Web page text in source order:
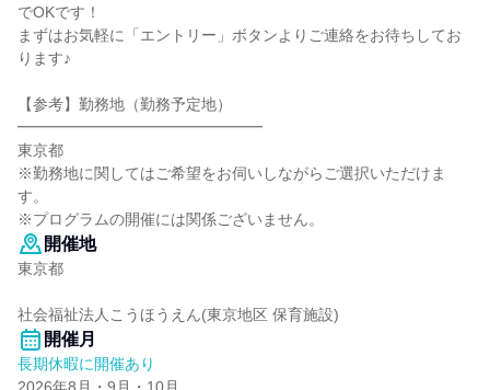
でOKです！
まずはお気軽に「エントリー」ボタンよりご連絡をお待ちしてお
ります♪
【参考】勤務地（勤務予定地）
━━━━━━━━━━━━━━━━
東京都
※勤務地に関してはご希望をお伺いしながらご選択いただけま
す。
※プログラムの開催には関係ございません。
開催地
東京都
社会福祉法人こうほうえん(東京地区 保育施設)
開催月
長期休暇に開催あり